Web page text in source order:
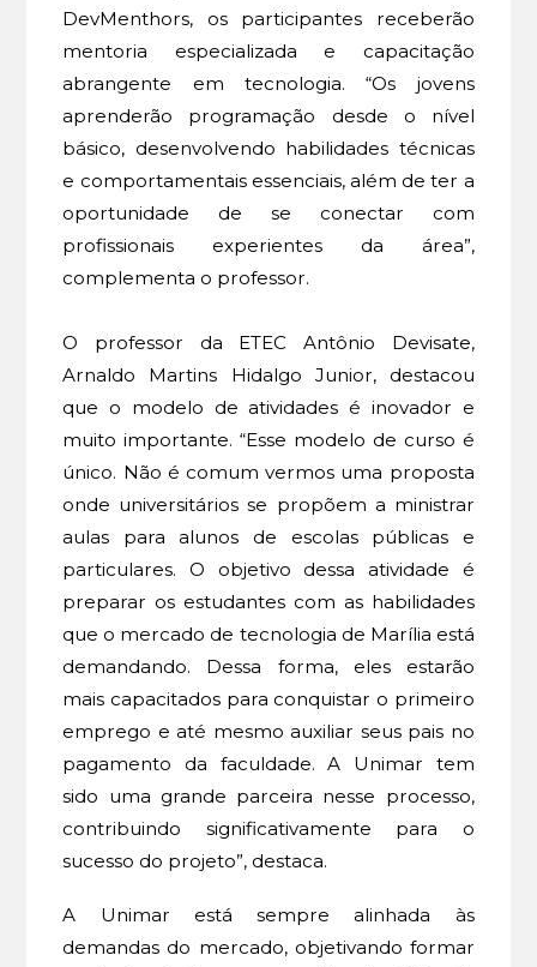
DevMenthors, os participantes receberão
mentoria especializada e capacitação
abrangente em tecnologia. “Os jovens
aprenderão programação desde o nível
básico, desenvolvendo habilidades técnicas
e comportamentais essenciais, além de ter a
oportunidade de se conectar com
profissionais experientes da área”,
complementa o professor.
O professor da ETEC Antônio Devisate,
Arnaldo Martins Hidalgo Junior, destacou
que o modelo de atividades é inovador e
muito importante. “Esse modelo de curso é
único. Não é comum vermos uma proposta
onde universitários se propõem a ministrar
aulas para alunos de escolas públicas e
particulares. O objetivo dessa atividade é
preparar os estudantes com as habilidades
que o mercado de tecnologia de Marília está
demandando. Dessa forma, eles estarão
mais capacitados para conquistar o primeiro
emprego e até mesmo auxiliar seus pais no
pagamento da faculdade. A Unimar tem
sido uma grande parceira nesse processo,
contribuindo significativamente para o
sucesso do projeto”, destaca.
A Unimar está sempre alinhada às
demandas do mercado, objetivando formar